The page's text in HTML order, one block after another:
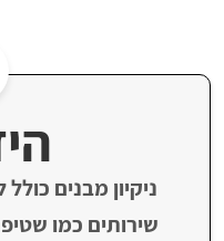
ניקיון מבנים
שירותים כמו